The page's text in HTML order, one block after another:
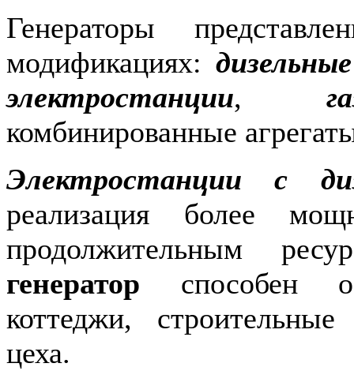
Генераторы
модификациях:
электростанции,
комбинированные
Электростанции с
реализация более
продолжительным
генератор способен
коттеджи,
цеха.